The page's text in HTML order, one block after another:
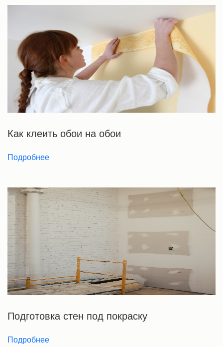
Как клеить обои на обои
Подробнее
Подготовка стен под покраску
Подробнее